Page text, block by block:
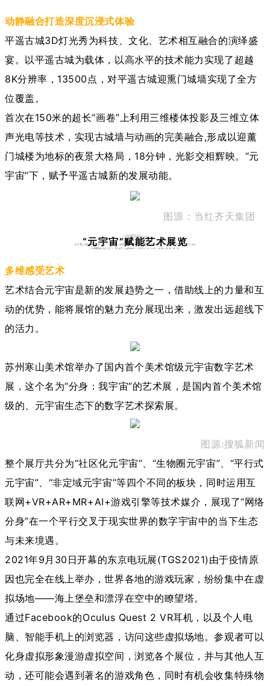
动静融合打造深度沉浸式体验
平遥古城3D灯光秀为科技、文化、艺术相互融合的演绎盛
宴。以平遥古城为载体，以高水平的技术能力实现了超越
8K分辨率，13500点，对平遥古城迎熏门城墙实现了全方
位覆盖。
首次在150米的超长“画卷”上利用三维楼体投影及三维立体
声光电等技术，实现古城墙与动画的完美融合,形成以迎薰
门城楼为地标的夜景大格局，18分钟，光影交相辉映。“元
宇宙”下，赋予平遥古城新的发展动能。
图源：当红齐天集团
“元宇宙”赋能艺术展览
多维感受艺术
艺术结合元宇宙是新的发展趋势之一，借助线上的力量和互
动的优势，能将展馆的魅力充分展现出来，激发出远超线下
的活力。
苏州寒山美术馆举办了国内首个美术馆级元宇宙数字艺术
展，这个名为“分身：我宇宙”的艺术展，是国内首个美术馆
级的、元宇宙生态下的数字艺术探索展。
图源:搜狐新闻
整个展厅共分为“社区化元宇宙”、“生物圈元宇宙”、“平行式
元宇宙”、“非定域元宇宙”等四个不同的板块，同时运用互
联网+VR+AR+MR+AI+游戏引擎等技术媒介，展现了“网络
分身”在一个平行交叉于现实世界的数字宇宙中的当下生态
与未来境遇。
2021年9月30日开幕的东京电玩展(TGS2021)由于疫情原
因也完全在线上举办，世界各地的游戏玩家，纷纷集中在虚
拟场地——海上堡垒和漂浮在空中的瞭望塔。
通过Facebook的Oculus Quest 2 VR耳机，以及个人电
脑、智能手机上的浏览器，访问这些虚拟场地。参观者可以
化身虚拟形象漫游虚拟空间，浏览各个展位，并与其他人互
动，还可能会遇到著名的游戏角色，同时有机会收集特殊物